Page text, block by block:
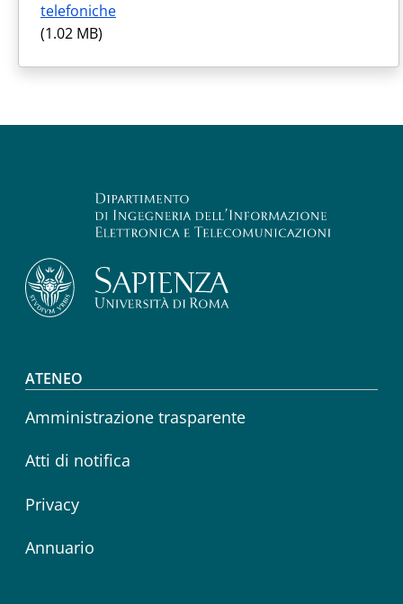
telefoniche
(1.02 MB)
Footer menu
ATENEO
Amministrazione trasparente
Atti di notifica
Privacy
Annuario